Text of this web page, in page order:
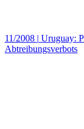
11/2008 | Uruguay:
Abtreibungsverbots